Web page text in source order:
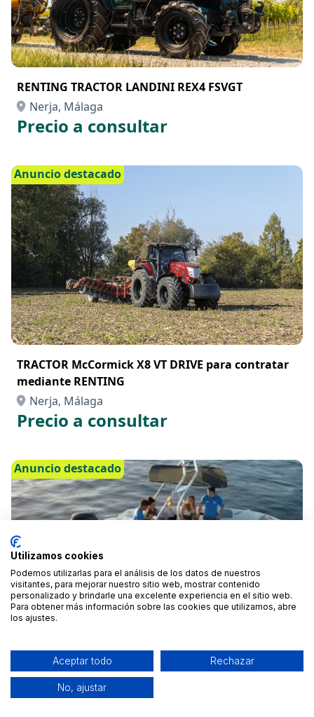
RENTING TRACTOR LANDINI REX4 FSVGT
Nerja, Málaga
Precio a consultar
Anuncio destacado
TRACTOR McCormick X8 VT DRIVE para contratar
mediante RENTING
Nerja, Málaga
Precio a consultar
Anuncio destacado
BARCO CON LICENCIA Bayliner M17
Nerja, Málaga
Desde 250 €/hora
Utilizamos cookies
Podemos utilizarlas para el análisis de los datos de nuestros
visitantes, para mejorar nuestro sitio web, mostrar contenido
personalizado y brindarle una excelente experiencia en el sitio web.
Para obtener más información sobre las cookies que utilizamos, abre
los ajustes.
Aceptar todo Rechazar
No, ajustar